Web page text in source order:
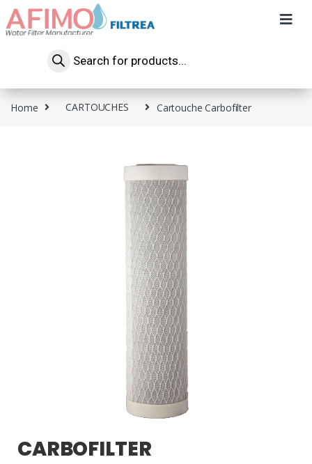
Home CARTOUCHES Cartouche Carbofilter
CARBOFILTER